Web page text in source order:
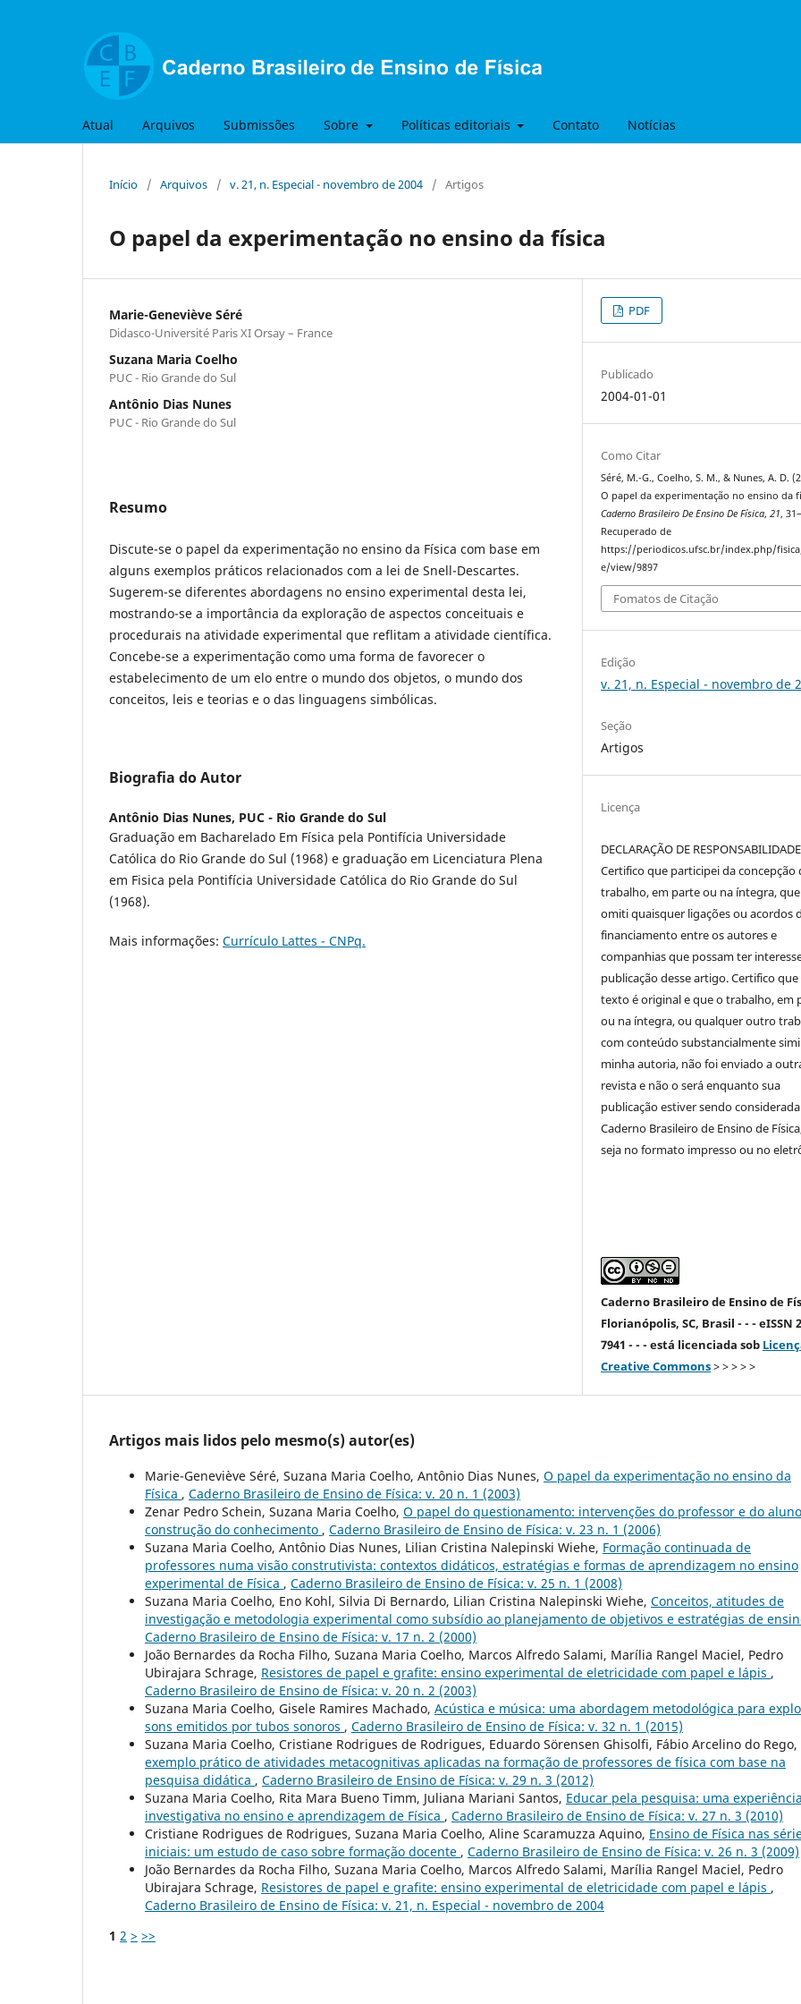
Atual Arquivos Submissões Sobre Políticas editoriais Contato Notícias
Início / Arquivos / v. 21, n. Especial - novembro de 2004 / Artigos
O papel da experimentação no ensino da física
Marie-Geneviève Séré
Didasco-Université Paris XI Orsay – France
Suzana Maria Coelho
PUC - Rio Grande do Sul
Antônio Dias Nunes
PUC - Rio Grande do Sul
Resumo
Discute-se o papel da experimentação no ensino da Física com base em
alguns exemplos práticos relacionados com a lei de Snell-Descartes.
Sugerem-se diferentes abordagens no ensino experimental desta lei,
mostrando-se a importância da exploração de aspectos conceituais e
procedurais na atividade experimental que reflitam a atividade científica.
Concebe-se a experimentação como uma forma de favorecer o
estabelecimento de um elo entre o mundo dos objetos, o mundo dos
conceitos, leis e teorias e o das linguagens simbólicas.
Biografia do Autor
Antônio Dias Nunes, PUC - Rio Grande do Sul
Graduação em Bacharelado Em Física pela Pontifícia Universidade
Católica do Rio Grande do Sul (1968) e graduação em Licenciatura Plena
em Fisica pela Pontifícia Universidade Católica do Rio Grande do Sul
(1968).
Mais informações: Currículo Lattes - CNPq.
PDF
Publicado
2004-01-01
Como Citar
Séré, M.-G., Coelho, S. M., & Nunes, A. D.
O papel da experimentação no ensino da
Caderno Brasileiro De Ensino De Física,21,
Recuperado de
https://periodicos.ufsc.br/index.php/
e/view/9897
Fomatos de Citação
Edição
v. 21, n. Especial - novembro de
Seção
Artigos
Licença
DECLARAÇÃO DE RESPONSABILIDADE
Certifico que participei da concepção
trabalho, em parte ou na íntegra,
omiti quaisquer ligações ou acordos
financiamento entre os autores e
companhias que possam ter
publicação desse artigo. Certifico que
texto é original e que o trabalho, em
ou na íntegra, ou qualquer outro
com conteúdo substancialmente
minha autoria, não foi enviado a
revista e não o será enquanto sua
publicação estiver sendo
Caderno Brasileiro de Ensino de
seja no formato impresso ou no
Caderno Brasileiro de Ensino de
Florianópolis, SC, Brasil - - - eISSN
7941 - - - está licenciada sob
Creative Commons> > > > >
Artigos mais lidos pelo mesmo(s) autor(es)
Marie-Geneviève Séré, Suzana Maria Coelho, Antônio Dias Nunes, O papel da experimentação no ensino da
Física , Caderno Brasileiro de Ensino de Física: v. 20 n. 1 (2003)
Zenar Pedro Schein, Suzana Maria Coelho, O papel do questionamento: intervenções do professor e do
construção do conhecimento , Caderno Brasileiro de Ensino de Física: v. 23 n. 1 (2006)
Suzana Maria Coelho, Antônio Dias Nunes, Lilian Cristina Nalepinski Wiehe, Formação continuada de
professores numa visão construtivista: contextos didáticos, estratégias e formas de aprendizagem no ensino
experimental de Física , Caderno Brasileiro de Ensino de Física: v. 25 n. 1 (2008)
Suzana Maria Coelho, Eno Kohl, Silvia Di Bernardo, Lilian Cristina Nalepinski Wiehe, Conceitos, atitudes de
investigação e metodologia experimental como subsídio ao planejamento de objetivos e estratégias de
Caderno Brasileiro de Ensino de Física: v. 17 n. 2 (2000)
João Bernardes da Rocha Filho, Suzana Maria Coelho, Marcos Alfredo Salami, Marília Rangel Maciel, Pedro
Ubirajara Schrage, Resistores de papel e grafite: ensino experimental de eletricidade com papel e lápis ,
Caderno Brasileiro de Ensino de Física: v. 20 n. 2 (2003)
Suzana Maria Coelho, Gisele Ramires Machado, Acústica e música: uma abordagem metodológica para
sons emitidos por tubos sonoros , Caderno Brasileiro de Ensino de Física: v. 32 n. 1 (2015)
Suzana Maria Coelho, Cristiane Rodrigues de Rodrigues, Eduardo Sörensen Ghisolfi, Fábio Arcelino do Rego,
exemplo prático de atividades metacognitivas aplicadas na formação de professores de física com base na
pesquisa didática , Caderno Brasileiro de Ensino de Física: v. 29 n. 3 (2012)
Suzana Maria Coelho, Rita Mara Bueno Timm, Juliana Mariani Santos, Educar pela pesquisa: uma experiência
investigativa no ensino e aprendizagem de Física , Caderno Brasileiro de Ensino de Física: v. 27 n. 3 (2010)
Cristiane Rodrigues de Rodrigues, Suzana Maria Coelho, Aline Scaramuzza Aquino, Ensino de Física nas
iniciais: um estudo de caso sobre formação docente , Caderno Brasileiro de Ensino de Física: v. 26 n. 3 (2009)
João Bernardes da Rocha Filho, Suzana Maria Coelho, Marcos Alfredo Salami, Marília Rangel Maciel, Pedro
Ubirajara Schrage, Resistores de papel e grafite: ensino experimental de eletricidade com papel e lápis ,
Caderno Brasileiro de Ensino de Física: v. 21, n. Especial - novembro de 2004
1 2 > >>